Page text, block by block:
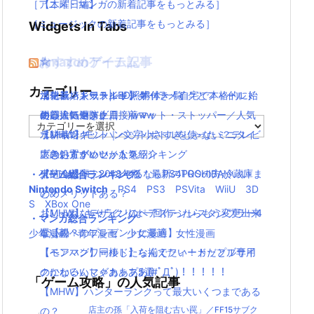
［アニメ・マンガの新着記事をもっとみる］
【木曜日編】
［ミュージックの新着記事をもっとみる］
Widgets In Tabs
おすすめゲーム記事
【モンハンワールド】キャラメイクとフィールド
の顔違い過ぎ(;´Д｀)www
【MHW】モンハン文字小さすぎじゃない？テレビ
大きい方がいいかな？
【MHW】モンハンやるならPS4PROの方がいい
の？メリットある？
【MHW】キャラクリは一回作ったらもう変更出来
ないの？
【モンハンワールド】なんでフィードだとブサイ
クになるんじゃああああ(#ﾟДﾟ)！！！！！
【MHW】ハンターランクって最大いくつまである
の？
Amazonアイテム
水耕栽培キット|LED照明付き！自宅で本格的に始
める人気セット
水耕栽培キット｜ペットボトルを使ったミニタイ
プのおすすめセットを紹介
東芝冷蔵庫｜2018年版！最新のTOSHIBA冷蔵庫ま
とめ
おしゃれなデザインのペアステンレスタンブラー4
選【親へのプレゼントに最適】
【ペアマグ】同棲したら揃えたい！カップル専用
のかわいいマグカップ5選
☆
ニンテンドースイッチ 本体 一覧
使い捨てマスク
☆
消化器／人気ランキング
耐震・転倒防止用接着マット・ストッパー／人気
ランキング
応急処置グッツ／人気ランキング
☆
カテゴリー
テ
・ゲーム総合ランキング
Nintendo Switch
PS4 PS3 PSVita WiiU
3D
S
XBox One
・マンガ総合ランキング
少年漫画
青年漫画 少女漫画 女性漫画
「ゲーム攻略」の人気記事
店主の孫「入荷を阻む古い罠」／FF15サブク